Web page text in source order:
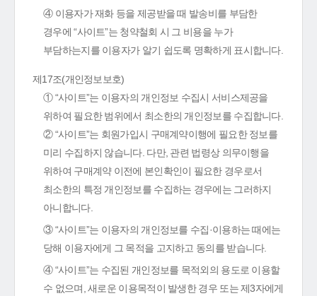
④ 이용자가 재화 등을 제공받을 때 발송비를 부담한
경우에 “사이트”는 청약철회 시 그 비용을 누가
부담하는지를 이용자가 알기 쉽도록 명확하게 표시합니다.
제17조(개인정보보호)
① “사이트”는 이용자의 개인정보 수집시 서비스제공을
위하여 필요한 범위에서 최소한의 개인정보를 수집합니다.
② “사이트”는 회원가입시 구매계약이행에 필요한 정보를
미리 수집하지 않습니다. 다만, 관련 법령상 의무이행을
위하여 구매계약 이전에 본인확인이 필요한 경우로서
최소한의 특정 개인정보를 수집하는 경우에는 그러하지
아니합니다.
③ “사이트”는 이용자의 개인정보를 수집·이용하는 때에는
당해 이용자에게 그 목적을 고지하고 동의를 받습니다.
④ “사이트”는 수집된 개인정보를 목적외의 용도로 이용할
수 없으며, 새로운 이용목적이 발생한 경우 또는 제3자에게